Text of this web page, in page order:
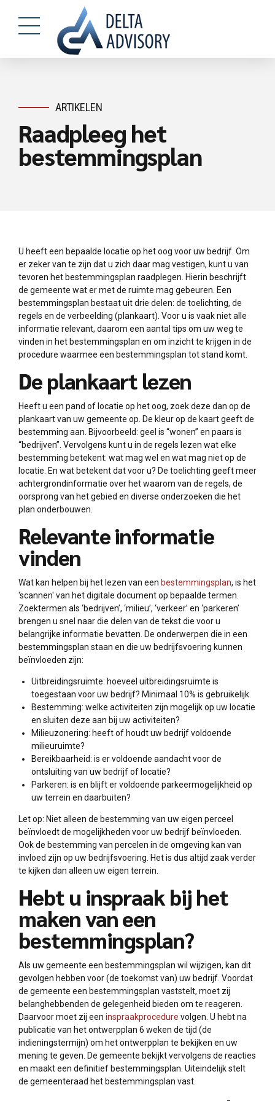
ARTIKELEN
Raadpleeg het
bestemmingsplan
U heeft een bepaalde locatie op het oog voor uw bedrijf. Om
er zeker van te zijn dat u zich daar mag vestigen, kunt u van
tevoren het bestemmingsplan raadplegen. Hierin beschrijft
de gemeente wat er met de ruimte mag gebeuren. Een
bestemmingsplan bestaat uit drie delen: de toelichting, de
regels en de verbeelding (plankaart). Voor u is vaak niet alle
informatie relevant, daarom een aantal tips om uw weg te
vinden in het bestemmingsplan en om inzicht te krijgen in de
procedure waarmee een bestemmingsplan tot stand komt.
De plankaart lezen
Heeft u een pand of locatie op het oog, zoek deze dan op de
plankaart van uw gemeente op. De kleur op de kaart geeft de
bestemming aan. Bijvoorbeeld: geel is “wonen” en paars is
“bedrijven”. Vervolgens kunt u in de regels lezen wat elke
bestemming betekent: wat mag wel en wat mag niet op de
locatie. En wat betekent dat voor u? De toelichting geeft meer
achtergrondinformatie over het waarom van de regels, de
oorsprong van het gebied en diverse onderzoeken die het
plan onderbouwen.
Relevante informatie
vinden
Wat kan helpen bij het lezen van een bestemmingsplan, is het
'scannen' van het digitale document op bepaalde termen.
Zoektermen als ‘bedrijven’, ‘milieu’, ‘verkeer’ en ‘parkeren’
brengen u snel naar die delen van de tekst die voor u
belangrijke informatie bevatten. De onderwerpen die in een
bestemmingsplan staan en die uw bedrijfsvoering kunnen
beïnvloeden zijn:
Uitbreidingsruimte: hoeveel uitbreidingsruimte is
toegestaan voor uw bedrijf? Minimaal 10% is gebruikelijk.
Bestemming: welke activiteiten zijn mogelijk op uw locatie
en sluiten deze aan bij uw activiteiten?
Milieuzonering: heeft of houdt uw bedrijf voldoende
milieuruimte?
Bereikbaarheid: is er voldoende aandacht voor de
ontsluiting van uw bedrijf of locatie?
Parkeren: is en blijft er voldoende parkeermogelijkheid op
uw terrein en daarbuiten?
Let op: Niet alleen de bestemming van uw eigen perceel
beïnvloedt de mogelijkheden voor uw bedrijf beïnvloeden.
Ook de bestemming van percelen in de omgeving kan van
invloed zijn op uw bedrijfsvoering. Het is dus altijd zaak verder
te kijken dan alleen uw eigen terrein.
Hebt u inspraak bij het
maken van een
bestemmingsplan?
Als uw gemeente een bestemmingsplan wil wijzigen, kan dit
gevolgen hebben voor (de toekomst van) uw bedrijf. Voordat
de gemeente een bestemmingsplan vaststelt, moet zij
belanghebbenden de gelegenheid bieden om te reageren.
Daarvoor moet zij een inspraakprocedure volgen. U hebt na
publicatie van het ontwerpplan 6 weken de tijd (de
indieningstermijn) om het ontwerpplan te bekijken en uw
mening te geven. De gemeente bekijkt vervolgens de reacties
en maakt een definitief bestemmingsplan. Uiteindelijk stelt
de gemeenteraad het bestemmingsplan vast.